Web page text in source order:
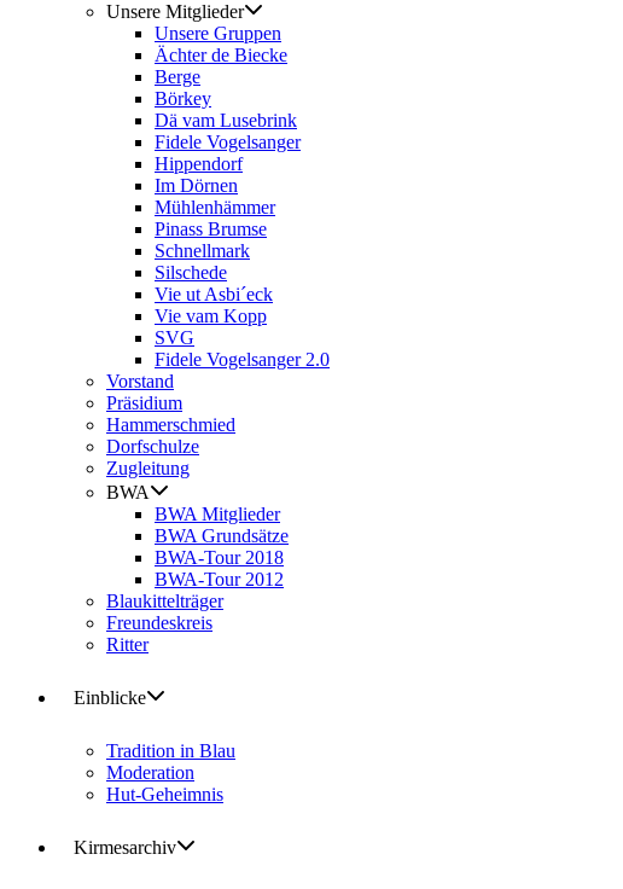
Unsere Mitglieder
Unsere Gruppen
Ächter de Biecke
Berge
Börkey
Dä vam Lusebrink
Fidele Vogelsanger
Hippendorf
Im Dörnen
Mühlenhämmer
Pinass Brumse
Schnellmark
Silschede
Vie ut Asbi´eck
Vie vam Kopp
SVG
Fidele Vogelsanger 2.0
Vorstand
Präsidium
Hammerschmied
Dorfschulze
Zugleitung
BWA
BWA Mitglieder
BWA Grundsätze
BWA-Tour 2018
BWA-Tour 2012
Blaukittelträger
Freundeskreis
Ritter
Einblicke
Tradition in Blau
Moderation
Hut-Geheimnis
Kirmesarchiv